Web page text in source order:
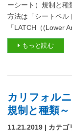
ーシート）規制と
方法は「シートベル
「LATCH（(Lower
もっと読む
カリフォル
規制と種類～
11.21.2019 | カテゴ